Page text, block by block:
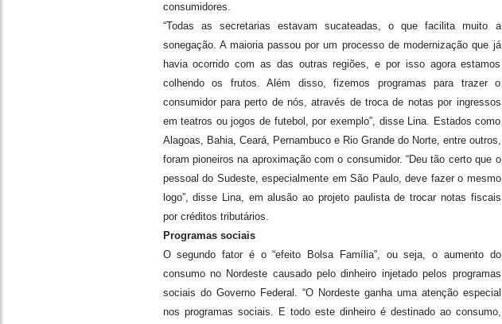
consumidores.
“Todas as secretarias estavam sucateadas, o que facilita muito a
sonegação. A maioria passou por um processo de modernização que já
havia ocorrido com as das outras regiões, e por isso agora estamos
colhendo os frutos. Além disso, fizemos programas para trazer o
consumidor para perto de nós, através de troca de notas por ingressos
em teatros ou jogos de futebol, por exemplo”, disse Lina. Estados como
Alagoas, Bahia, Ceará, Pernambuco e Rio Grande do Norte, entre outros,
foram pioneiros na aproximação com o consumidor. “Deu tão certo que o
pessoal do Sudeste, especialmente em São Paulo, deve fazer o mesmo
logo”, disse Lina, em alusão ao projeto paulista de trocar notas fiscais
por créditos tributários.
Programas sociais
O segundo fator é o “efeito Bolsa Família”, ou seja, o aumento do
consumo no Nordeste causado pelo dinheiro injetado pelos programas
sociais do Governo Federal. “O Nordeste ganha uma atenção especial
nos programas sociais. E todo este dinheiro é destinado ao consumo,